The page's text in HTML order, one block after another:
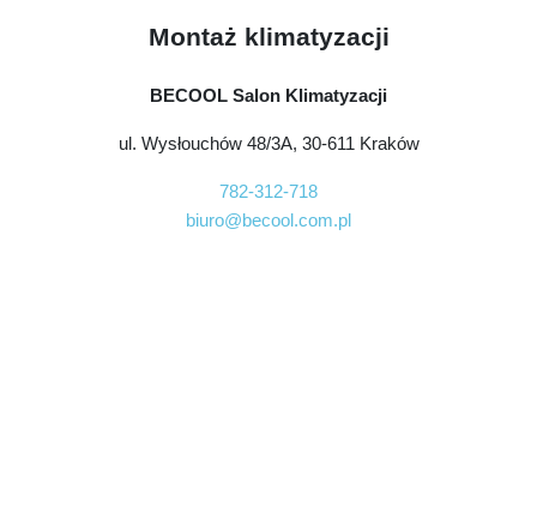
Montaż klimatyzacji
BECOOL Salon Klimatyzacji
ul. Wysłouchów 48/3A, 30-611 Kraków
782-312-718
biuro@becool.com.pl